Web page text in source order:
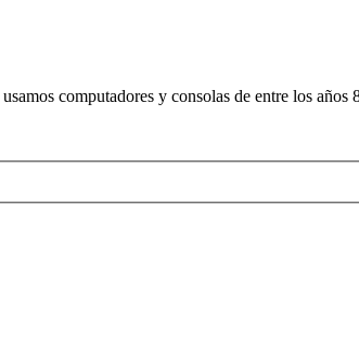
computadores y consolas de entre los años